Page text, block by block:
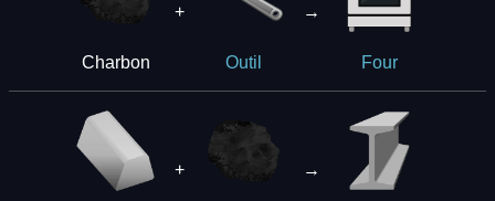
Charbon
+
Outil
→
Four
+ →